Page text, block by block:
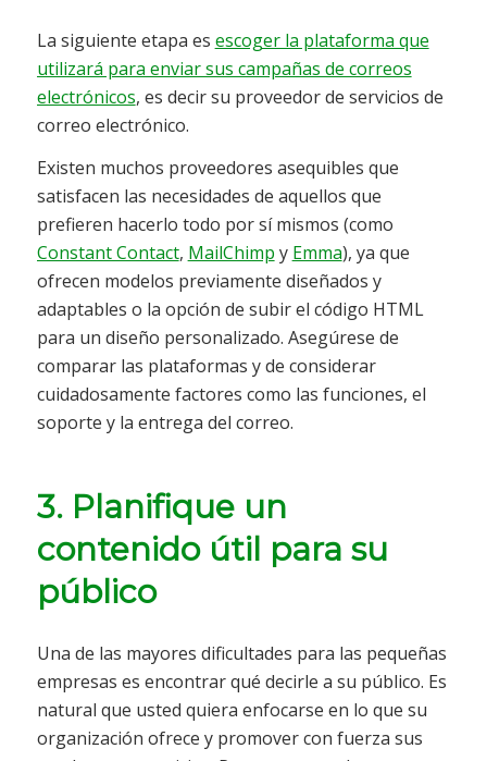
La siguiente etapa es escoger la plataforma que
utilizará para enviar sus campañas de correos
electrónicos, es decir su proveedor de servicios de
correo electrónico.
Existen muchos proveedores asequibles que
satisfacen las necesidades de aquellos que
prefieren hacerlo todo por sí mismos (como
Constant Contact, MailChimp y Emma), ya que
ofrecen modelos previamente diseñados y
adaptables o la opción de subir el código HTML
para un diseño personalizado. Asegúrese de
comparar las plataformas y de considerar
cuidadosamente factores como las funciones, el
soporte y la entrega del correo.
3. Planifique un
contenido útil para su
público
Una de las mayores dificultades para las pequeñas
empresas es encontrar qué decirle a su público. Es
natural que usted quiera enfocarse en lo que su
organización ofrece y promover con fuerza sus